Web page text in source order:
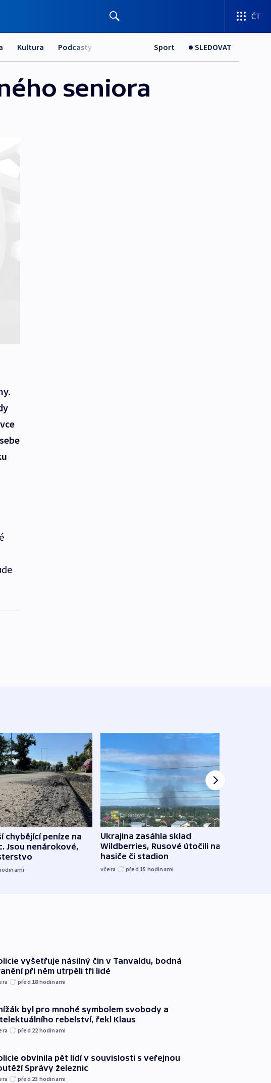
ČT
Kultura Podcasty Sport SLEDOVAT
seniora
chybějící peníze na
Jsou nenárokové,
Ukrajina zasáhla sklad
Wildberries, Rusové útočili na trh,
hasiče či stadion
včera před 15 hodinami
vyšetřuje násilný čin v Tanvaldu, bodná
při něm utrpěli tři lidé
před 18 hodinami
byl pro mnohé symbolem svobody a
rebelství, řekl Klaus
před 22 hodinami
obvinila pět lidí v souvislosti s veřejnou
Správy železnic
před 23 hodinami